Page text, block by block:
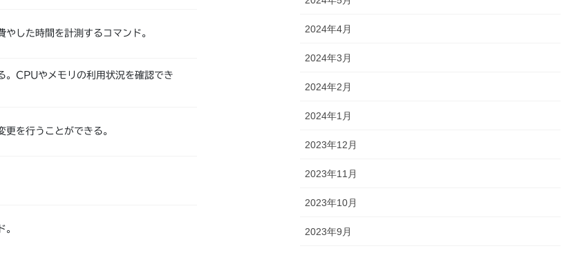
した時間を計測するコマンド。
。CPUやメモリの利用状況を確認でき
を行うことができる。
。
2024年4月
2024年3月
2024年2月
2024年1月
2023年12月
2023年11月
2023年10月
2023年9月